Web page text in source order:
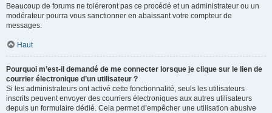
Beaucoup de forums ne toléreront pas ce procédé et un administrateur ou un
modérateur pourra vous sanctionner en abaissant votre compteur de
messages.
Haut
Pourquoi m’est-il demandé de me connecter lorsque je clique sur le lien de
courrier électronique d’un utilisateur ?
Si les administrateurs ont activé cette fonctionnalité, seuls les utilisateurs
inscrits peuvent envoyer des courriers électroniques aux autres utilisateurs
depuis un formulaire dédié. Cela permet d’empêcher une utilisation abusive